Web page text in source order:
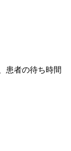
患者の待ち時間